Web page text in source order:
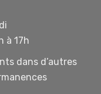
à 17h
dans d’autres